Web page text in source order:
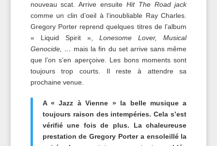
nouveau scat. Arrive ensuite Hit The Road jack
comme un clin d’oeil à l’inoubliable Ray Charles.
Gregory Porter reprend quelques titres de l’album
« Liquid Spirit »,Lonesome Lover, Musical
Genocide, … mais la fin du set arrive sans même
que l’on s’en aperçoive. Les bons moments sont
toujours trop courts. Il reste à attendre sa
prochaine venue.
A « Jazz à Vienne » la belle musique a
toujours raison des intempéries. Cela s’est
vérifié une fois de plus. La chaleureuse
prestation de Gregory Porter a ensoleillé la